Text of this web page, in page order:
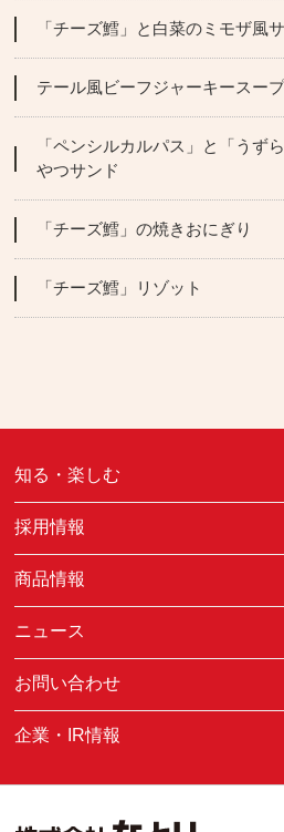
「チーズ鱈」と白菜のミモザ風
テール風ビーフジャーキースー
「ペンシルカルパス」と「うず
やつサンド
「チーズ鱈」の焼きおにぎり
「チーズ鱈」リゾット
知る・楽しむ
採用情報
商品情報
ニュース
お問い合わせ
企業・IR情報